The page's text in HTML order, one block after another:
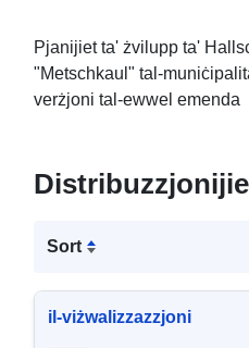
Pjanijiet ta' żvilupp ta'
"Metschkaul" tal-
verżjoni tal-ewwel emenda
Sort
il-viżwalizzazzjoni